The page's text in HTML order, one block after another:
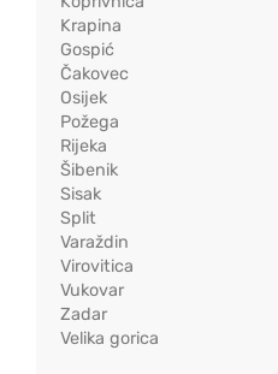
Krapina
Gospić
Čakovec
Osijek
Požega
Rijeka
Šibenik
Sisak
Split
Varaždin
Virovitica
Vukovar
Zadar
Velika gorica